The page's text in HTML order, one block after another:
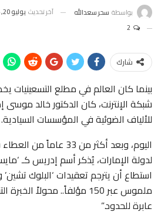
بواسطة سحر سعدالله آخر تحديث يوليو 20, 2026
شارك
بينما كان العالم في مطلع التسعينيات
شبكة الإنترنت، كان الدكتور خالد موسى
للألياف الضوئية في المؤسسات السيادية.
اليوم، وبعد أكثر من 33
لدولة الإمارات، يُذكر أسم إدريس كـ
استطاع أن يترجم تعقيدات ‘البلوك
ملموس عبر 150 مؤلفاً.. محولاً
عابرة للحدود.”